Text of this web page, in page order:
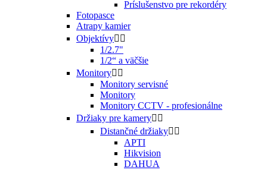
Príslušenstvo pre rekordéry
Fotopasce
Atrapy kamier
Objektívy 
1/2.7"
1/2“ a väčšie
Monitory 
Monitory servisné
Monitory
Monitory CCTV - profesionálne
Držiaky pre kamery 
Distančné držiaky 
APTI
Hikvision
DAHUA